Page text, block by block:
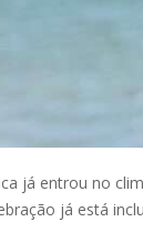
já entrou no
já está